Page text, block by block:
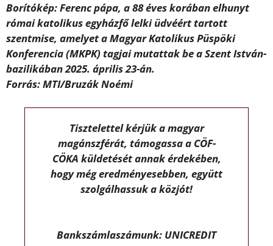
Borítókép: Ferenc pápa, a 88 éves korában elhunyt
római katolikus egyházfő lelki üdvéért tartott
szentmise, amelyet a Magyar Katolikus Püspöki
Konferencia (MKPK) tagjai mutattak be a Szent István-
bazilikában 2025. április 23-án.
Forrás: MTI/Bruzák Noémi
Tisztelettel kérjük a magyar
magánszférát, támogassa a CÖF-
CÖKA küldetését annak érdekében,
hogy még eredményesebben, együtt
szolgálhassuk a közjót!
Bankszámlaszámunk: UNICREDIT